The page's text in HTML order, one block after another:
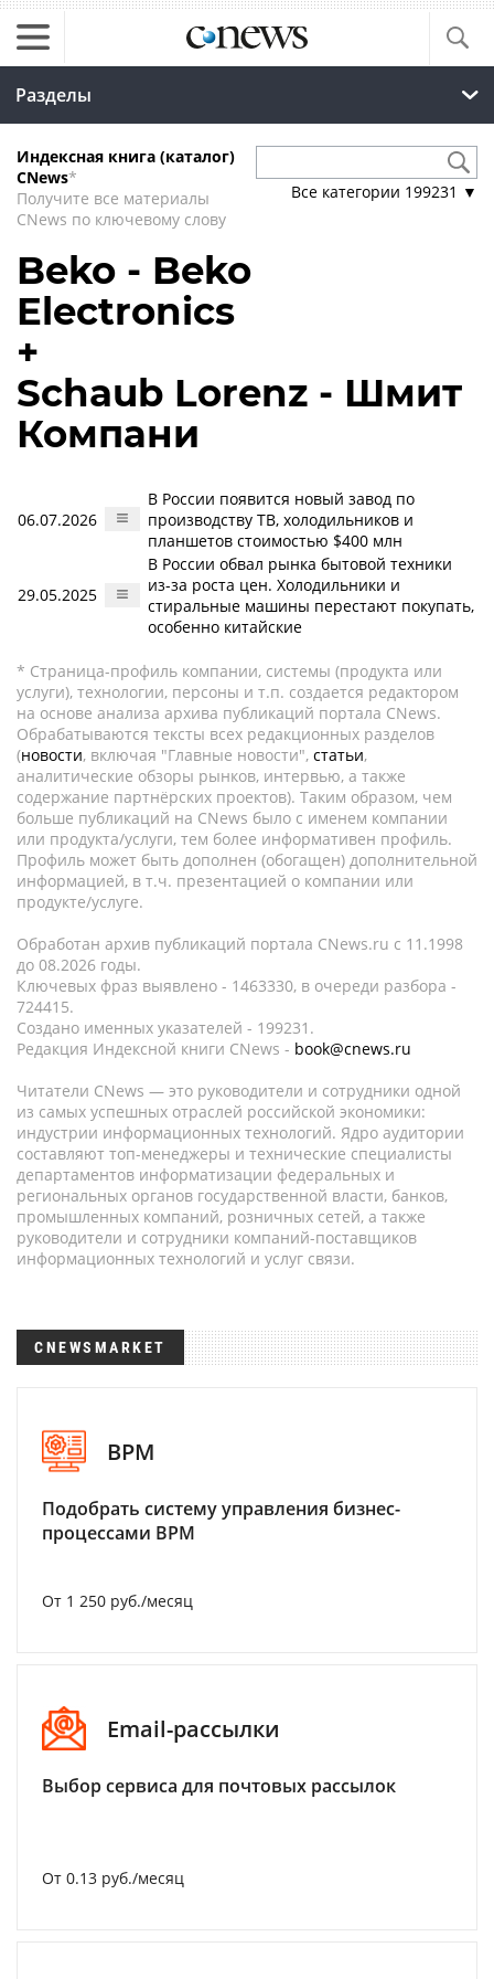
Разделы
Индексная книга (каталог)
CNews*
Получите все материалы
CNews по ключевому слову
Все категории 199231 ▼
Beko - Beko
Electronics
+
Schaub Lorenz - Шмит
Компани
06.07.2026
В России появится новый завод по
производству ТВ, холодильников и
планшетов стоимостью $400 млн
29.05.2025
В России обвал рынка бытовой техники
из-за роста цен. Холодильники и
стиральные машины перестают покупать,
особенно китайские
* Страница-профиль компании, системы (продукта или
услуги), технологии, персоны и т.п. создается редактором
на основе анализа архива публикаций портала CNews.
Обрабатываются тексты всех редакционных разделов
(новости, включая "Главные новости", статьи,
аналитические обзоры рынков, интервью, а также
содержание партнёрских проектов). Таким образом, чем
больше публикаций на CNews было с именем компании
или продукта/услуги, тем более информативен профиль.
Профиль может быть дополнен (обогащен) дополнительной
информацией, в т.ч. презентацией о компании или
продукте/услуге.
Обработан архив публикаций портала CNews.ru c 11.1998
до 08.2026 годы.
Ключевых фраз выявлено - 1463330, в очереди разбора -
724415.
Создано именных указателей - 199231.
Редакция Индексной книги CNews - book@cnews.ru
Читатели CNews — это руководители и сотрудники одной
из самых успешных отраслей российской экономики:
индустрии информационных технологий. Ядро аудитории
составляют топ-менеджеры и технические специалисты
департаментов информатизации федеральных и
региональных органов государственной власти, банков,
промышленных компаний, розничных сетей, а также
руководители и сотрудники компаний-поставщиков
информационных технологий и услуг связи.
CNEWSMARKET
BPM
Подобрать систему управления бизнес-
процессами BPM
От 1 250 руб./месяц
Email-рассылки
Выбор сервиса для почтовых рассылок
От 0.13 руб./месяц